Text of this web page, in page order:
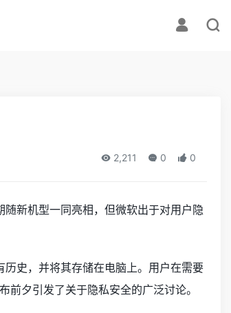
2,211 0 0
新机型一同亮相，但微软出于对用户隐
史，并将其存储在电脑上。用户在需要
夕引发了关于隐私安全的广泛讨论。